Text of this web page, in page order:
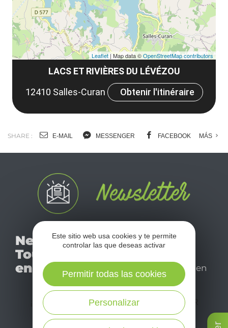
LACS ET RIVIÈRES DU LÉVÉZOU
12410 Salles-Curan
Obtenir l'itinéraire
Leaflet | Map data ©OpenStreetMap contributors
SHARE : E-MAIL MESSENGER FACEBOOK MÁS
Newsletter
Tourismo
en Aveyron
No se pierda nuestro
mensual newsletter y
disfrutar de su estancia en
el Aveyron.
¡SUSCRÍBASE A NUESTRO NEWSLETTER
Este sitio web usa cookies y te permite
controlar las que deseas activar
Personalizar
Permitir todas las cookies